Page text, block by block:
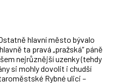
hlavní město bývalo
ta pravá „pražská“ páně
nejrůznější uzenky (tehdy
si mohly dovolit i chudší
Rybné ulici –